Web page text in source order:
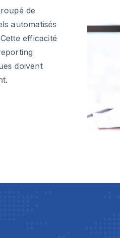
de
automatisés
efficacité
doivent